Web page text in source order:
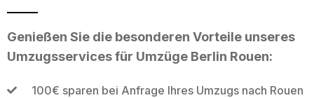
Genießen Sie die besonderen Vorteile unseres
Umzugsservices für Umzüge Berlin Rouen:
100€ sparen bei Anfrage Ihres Umzugs nach Rouen